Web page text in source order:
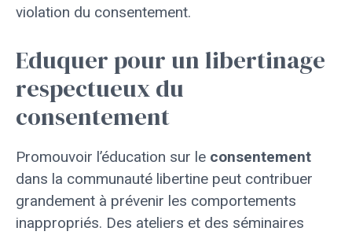
violation du consentement.
Eduquer pour un libertinage
respectueux du
consentement
Promouvoir l’éducation sur le consentement
dans la communauté libertine peut contribuer
grandement à prévenir les comportements
inappropriés. Des ateliers et des séminaires